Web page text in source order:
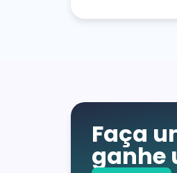
Faça
ganhe